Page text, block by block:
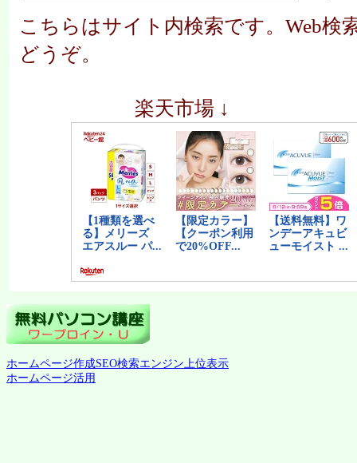
こちらはサイト内検索です。Web検
どうぞ。
楽天市場 ↓
ホームページ作成SEO検索エンジン上位表示
ホームページ活用